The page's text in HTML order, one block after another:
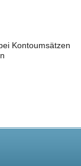
Kontoumsätzen